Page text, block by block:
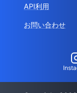
API利用
お問い合わせ